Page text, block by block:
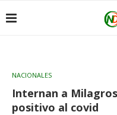
NACIONALES
Internan a
positivo al covid